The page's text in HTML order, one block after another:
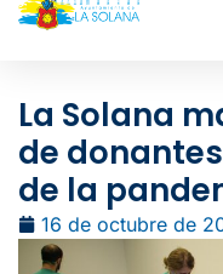
La Solana
de
de la
16 de octubre de